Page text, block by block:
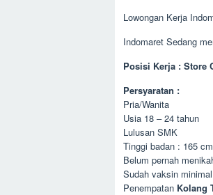
Lowongan Kerja
Indomaret Sedang
Posisi Kerja : Store
Persyaratan :
Pria/Wanita
Usia 18 – 24 tahun
Lulusan SMK
Tinggi badan : 165
Belum pernah
Sudah vaksin
Penempatan Kolang